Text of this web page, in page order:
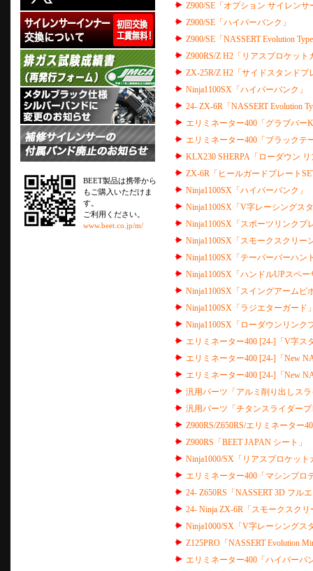
BEET製品は携帯から
もご購入いただけま
す。
ご利用ください。
www.beet.co.jp/m/
Z900/SE「オプション サイレン
Z900/SE「ハイパーバンク」
Z900/SE「NASSERT Evolution
Z900RS/Z H2「リアスプロケット
ZX-25R/Z H2「サイドスタンドプ
Ninja1100SX「ハイパーバンク」
24- ZX-6R「NASSERT Evolution
エリミネーター400「グラブバー
エリミネーター400「ブラックテ
KLX230 SHERPA「ローダウン
ZX-6R「ヒールガードプレート
Ninja1100SX「ハイパーバンク」
Ninja1100SX「V字レーシングス
Ninja1100SX「スポーツリンクプ
Ninja1100SX「スモークスクリー
Ninja1100SX「テーパーバーハン
Ninja1100SX「ハンドルUPスペー
Ninja1100SX「スイングアームピ
Ninja1100SX「ラジエターガード
Ninja1100SX「ローダウンリンク
エリミネーター400 [24-]「V字ス
エリミネーター400 [24-]「New
エリミネーター400 [24-]「New
汎用パーツ「アルミ削り出しス
汎用パーツ「チタンスライダー
Z900RS/Z650RS/エリミネーター
Z900RS「BEET JAPAN シート」
Ninja1000/SX「リアスプロケッ
エリミネーター400「マシンプロ
24- Z650RS「NASSERT 3D フル
24- Ninja ZX-6R「スモークスクリ
Ninja1000/SX「V字レーシングス
Z125PRO「NASSERT Evolution
エリミネーター400「ハイパーバ